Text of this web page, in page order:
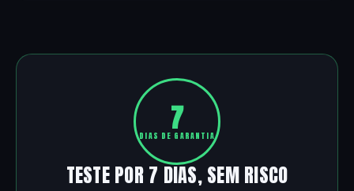
7
DIAS DE GARANTIA
TESTE POR 7 DIAS, SEM RISCO